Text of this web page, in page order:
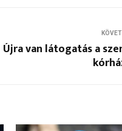
Újra van látogatás a